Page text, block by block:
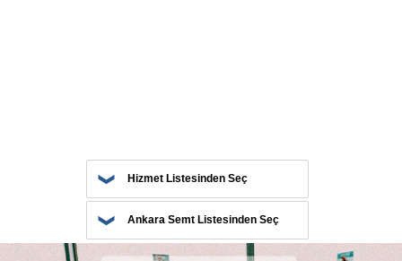
Hizmet Listesinden Seç
Ankara Semt Listesinden Seç